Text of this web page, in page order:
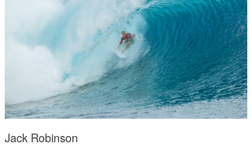
Jack Robinson